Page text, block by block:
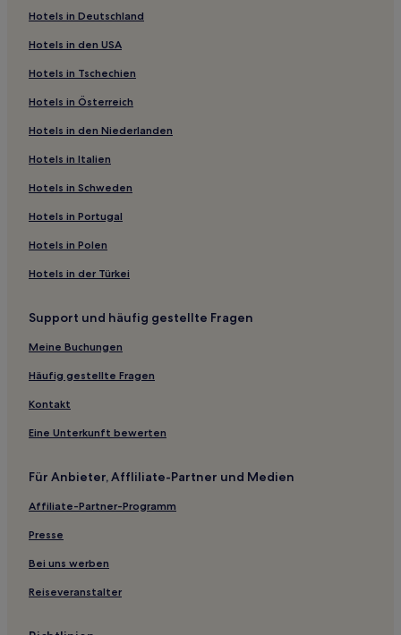
Hotels in Deutschland
Hotels in den USA
Hotels in Tschechien
Hotels in Österreich
Hotels in den Niederlanden
Hotels in Italien
Hotels in Schweden
Hotels in Portugal
Hotels in Polen
Hotels in der Türkei
Support und häufig gestellte Fragen
Meine Buchungen
Häufig gestellte Fragen
Kontakt
Eine Unterkunft bewerten
Für Anbieter, Affliliate-Partner und Medien
Affiliate-Partner-Programm
Presse
Bei uns werben
Reiseveranstalter